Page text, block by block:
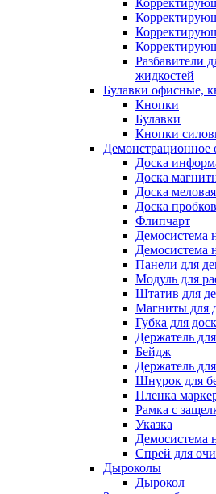
Разбавители
жидкостей
Булавки офисные,
Кнопки
Булавки
Кнопки
Демонстрационное
Доска
Доска
Доска меловая
Доска
Флипчарт
Демосистема
Демосистема
Панели для
Модуль для
Штатив для
Магниты для
Губка для
Держатель
Бейдж
Держатель
Шнурок для
Пленка
Рамка с
Указка
Демосистема
Спрей для
Дыроколы
Дырокол